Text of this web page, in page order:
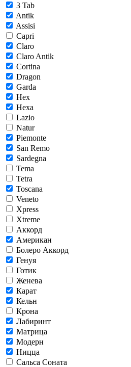
3 Tab
Antik
Assisi
Capri
Claro
Claro Antik
Cortina
Dragon
Garda
Hex
Hexa
Lazio
Natur
Piemonte
San Remo
Sardegna
Tema
Tetra
Toscana
Veneto
Xpress
Xtreme
Аккорд
Американ
Болеро Аккорд
Генуя
Готик
Женева
Карат
Кельн
Крона
Лабиринт
Матрица
Модерн
Ницца
Сальса Соната